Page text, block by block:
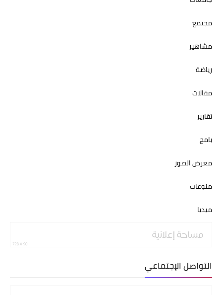
مجتمع
مشاهير
رياضة
مقالات
تقارير
بامج
معرض الصور
منوعات
ميديا
التواصل الإجتماعي